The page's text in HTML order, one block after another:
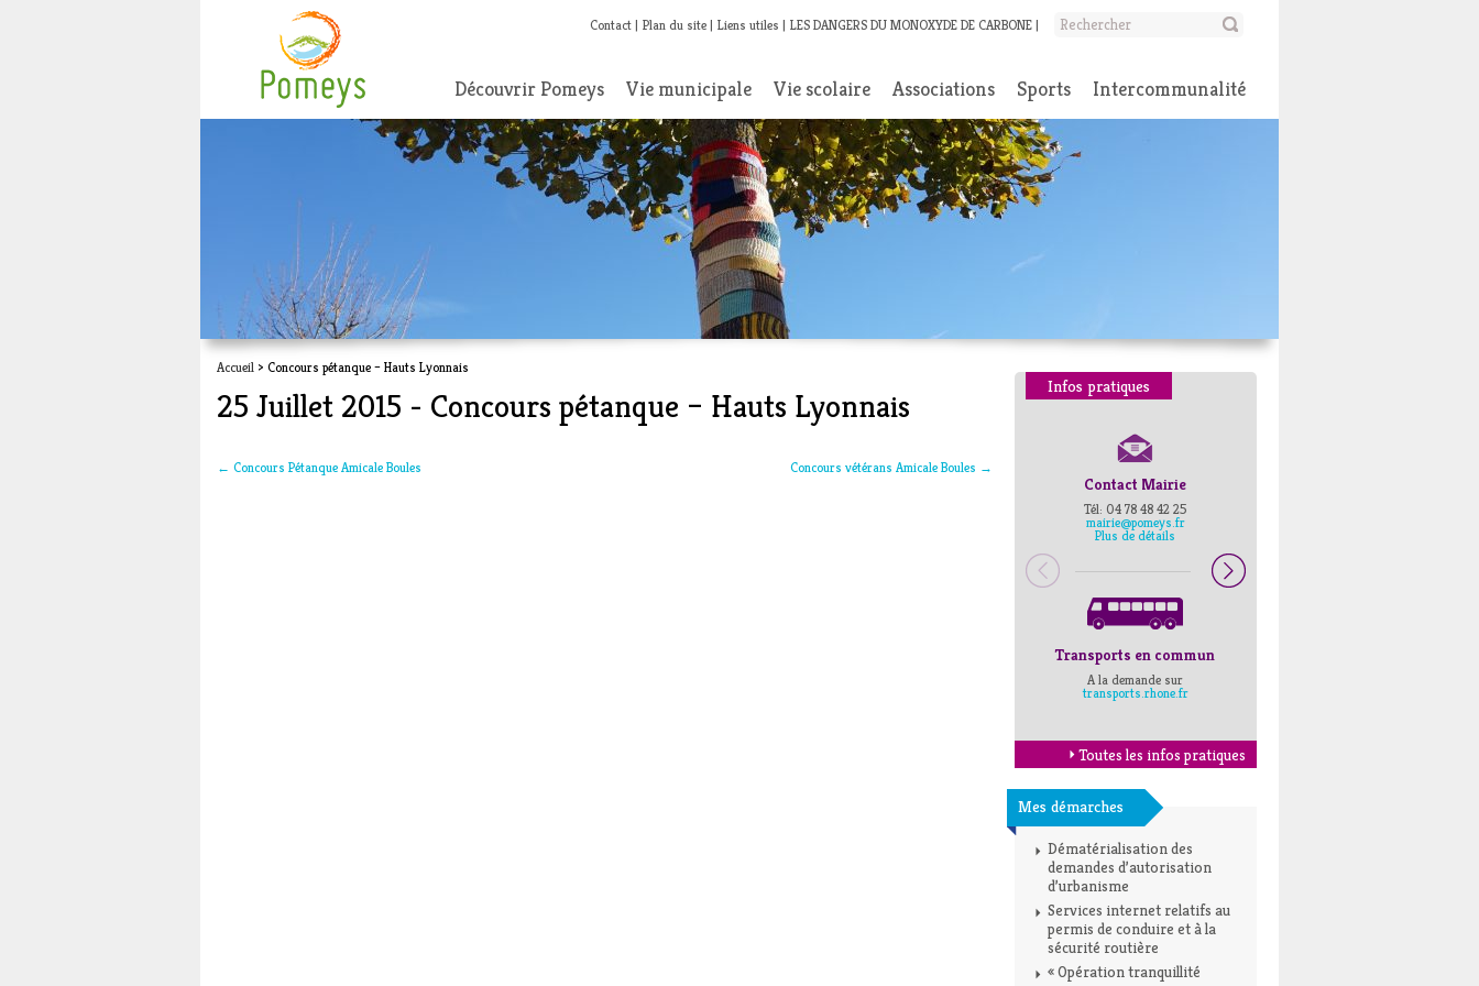
Contact Plan du site Liens utiles LES DANGERS DU MONOXYDE DE CARBONE
Découvrir Pomeys Vie municipale Vie scolaire Associations Sports Intercommunalité
Accueil > Concours pétanque – Hauts Lyonnais
25 Juillet 2015 - Concours pétanque – Hauts Lyonnais
← Concours Pétanque Amicale Boules Concours vétérans Amicale Boules →
Infos pratiques
Contact Mairie
Tél: 04 78 48 42 25
mairie@pomeys.fr
Plus de détails
Transports en commun
A la demande sur
transports.rhone.fr
Toutes les infos pratiques
Mes démarches
Dématérialisation des
demandes d’autorisation
d’urbanisme
Services internet relatifs au
permis de conduire et à la
sécurité routière
« Opération tranquillité